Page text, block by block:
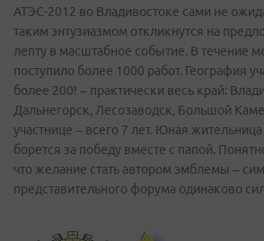
АТЭС-2012 во Владивостоке сами не
таким энтузиазмом откликнутся на
лепту в масштабное событие. В течение
поступило более 1000 работ. География
более 200! – практически весь край:
Дальнегорск, Лесозаводск, Большой
участнице – всего 7 лет. Юная
борется за победу вместе с папой.
что желание стать автором эмблемы –
представительного форума одинаково